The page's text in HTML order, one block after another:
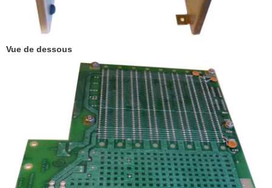
Vue de dessous